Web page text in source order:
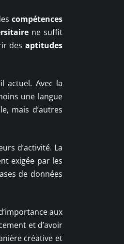
compétences
ne suffit
des aptitudes
actuel. Avec la
une langue
mais d’autres
d’activité. La
exigée par les
de données
aux
et d’avoir
créative et